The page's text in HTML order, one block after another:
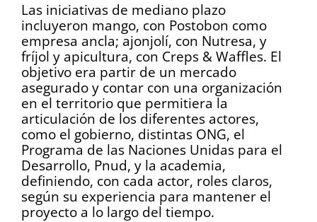
Las iniciativas de mediano plazo
incluyeron mango, con Postobon como
empresa ancla; ajonjolí, con Nutresa, y
fríjol y apicultura, con Creps & Waffles. El
objetivo era partir de un mercado
asegurado y contar con una organización
en el territorio que permitiera la
articulación de los diferentes actores,
como el gobierno, distintas ONG, el
Programa de las Naciones Unidas para el
Desarrollo, Pnud, y la academia,
definiendo, con cada actor, roles claros,
según su experiencia para mantener el
proyecto a lo largo del tiempo.